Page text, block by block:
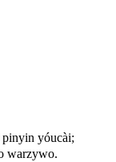
yóucài;
warzywo.